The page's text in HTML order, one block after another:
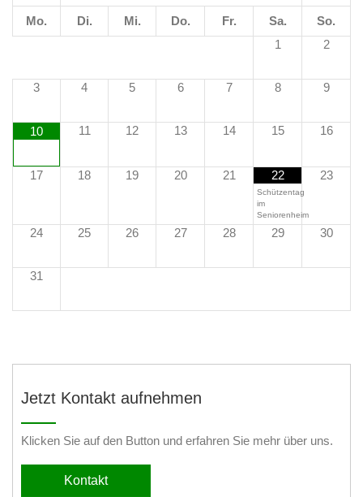
Mo. Di. Mi. Do. Fr. Sa.
So.
1
2
3 4 5 6 7 8 9
10 11 12 13 14 15 16
17 18 19 20 21 22
Schützentag
im
Seniorenheim
23
24 25 26 27 28 29 30
31
Jetzt Kontakt aufnehmen
Klicken Sie auf den Button und erfahren Sie mehr über uns.
Kontakt